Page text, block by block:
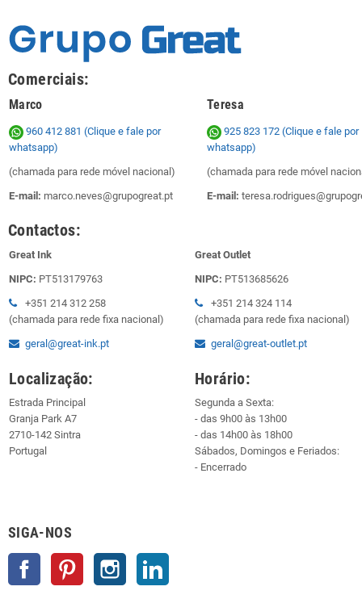
Comerciais:
Marco Teresa
960 412 881 (Clique e fale por
whatsapp)
(chamada para rede móvel nacional)
E-mail: marco.neves@grupogreat.pt
925 823 172 (Clique e fale por
whatsapp)
(chamada para rede móvel
E-mail:
Contactos:
Great Ink
NIPC: PT513179763
+351 214 312 258
(chamada para rede fixa nacional)
geral@great-ink.pt
Great Outlet
NIPC: PT513685626
+351 214 324 114
(chamada para rede fixa nacional)
geral@great-outlet.pt
Localização:
Estrada Principal
Granja Park A7
2710-142 Sintra
Portugal
Horário:
Segunda a Sexta:
- das 9h00 às 13h00
- das 14h00 às 18h00
Sábados, Domingos e Feriados:
- Encerrado
SIGA-NOS
Facebook Pinterest Instagram